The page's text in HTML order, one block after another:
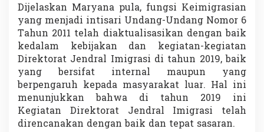
Dijelaskan Maryana pula, fungsi Keimigrasian
yang menjadi intisari Undang-Undang Nomor 6
Tahun 2011 telah diaktualisasikan dengan baik
kedalam kebijakan dan kegiatan-kegiatan
Direktorat Jendral Imigrasi di tahun 2019, baik
yang bersifat internal maupun yang
berpengaruh kepada masyarakat luar. Hal ini
menunjukkan bahwa di tahun 2019 ini
Kegiatan Direktorat Jendral Imigrasi telah
direncanakan dengan baik dan tepat sasaran.